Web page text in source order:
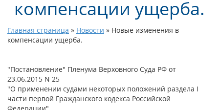
компенсации ущерба.
Главная страница » Новости » Новые изменения в
компенсации ущерба.
Постановление
Пленума Верховного Суда РФ от
23.06.2015 N 25
"О применении судами некоторых положений раздела I
части первой Гражданского кодекса Российской